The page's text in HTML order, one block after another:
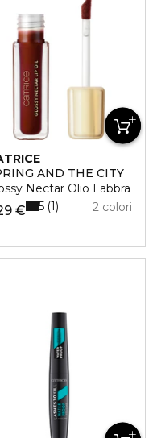
AND THE CITY
Nectar Olio Labbra
€ 2 colori
5 1